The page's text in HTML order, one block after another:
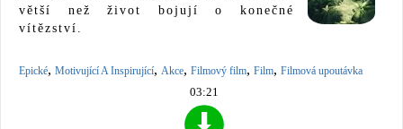
větší než život bojují o konečné
vítězství.
Epické, Motivující A Inspirující, Akce, Filmový film, Film, Filmová upoutávka
03:21